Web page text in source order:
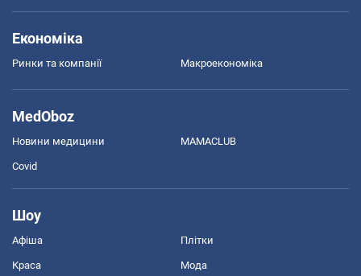
Економіка
Ринки та компанії Макроекономіка
MedOboz
Новини медицини MAMACLUB
Covid
Шоу
Афіша Плітки
Краса Мода